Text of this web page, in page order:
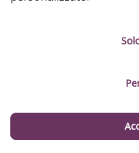
trascorrete 2 giorni in una